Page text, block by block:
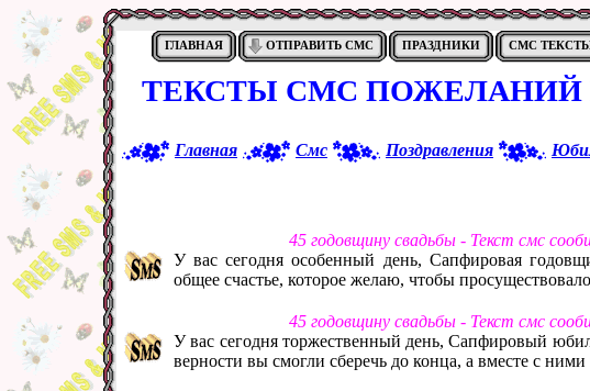
ГЛАВНАЯ ОТПРАВИТЬ СМС ПРАЗДНИКИ СМС
ТЕКСТЫ СМС ПОЖЕЛАНИЙ
Главная Смс Поздравления
45 годовщину свадьбы - Текст смс
У вас сегодня особенный день, Сапфировая
общее счастье, которое желаю, чтобы
45 годовщину свадьбы - Текст смс
У вас сегодня торжественный день, Сапфировый
верности вы смогли сберечь до конца, а вместе с